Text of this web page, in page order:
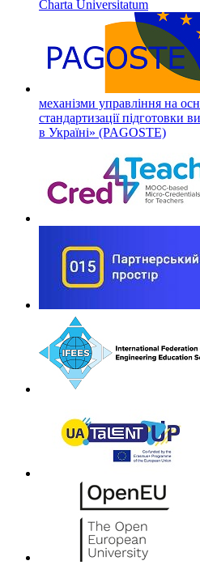
Charta Universitatum
механізми управління на
стандартизації підготовки
в Україні» (PAGOSTE)